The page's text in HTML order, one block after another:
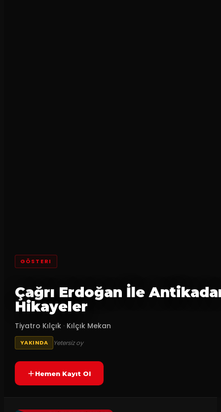
GÖSTERI
Çağrı Erdoğan İle
Hikayeler
Tiyatro Kılçık · Kılçık Mekan
YAKINDA Yetersiz oy
Hemen Kayıt Ol